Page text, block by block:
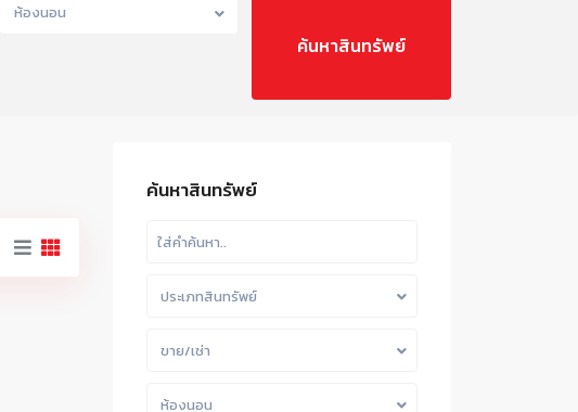
ห้องนอน
ค้นหาสินทรัพย์
ประเภทสินทรัพย์
ขาย/เช่า
ห้องนอน